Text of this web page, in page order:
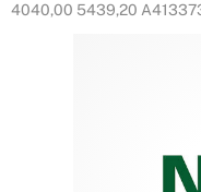
4040,00 5439,20